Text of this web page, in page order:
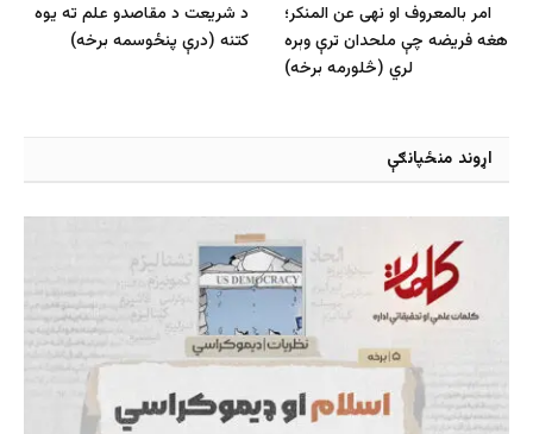
امر بالمعروف او نهی عن المنکر؛
هغه فریضه چې ملحدان ترې وېره
لري (څلورمه برخه)
د شریعت د مقاصدو علم ته یوه
کتنه (درې پنځوسمه برخه)
اړوند منځپانګې